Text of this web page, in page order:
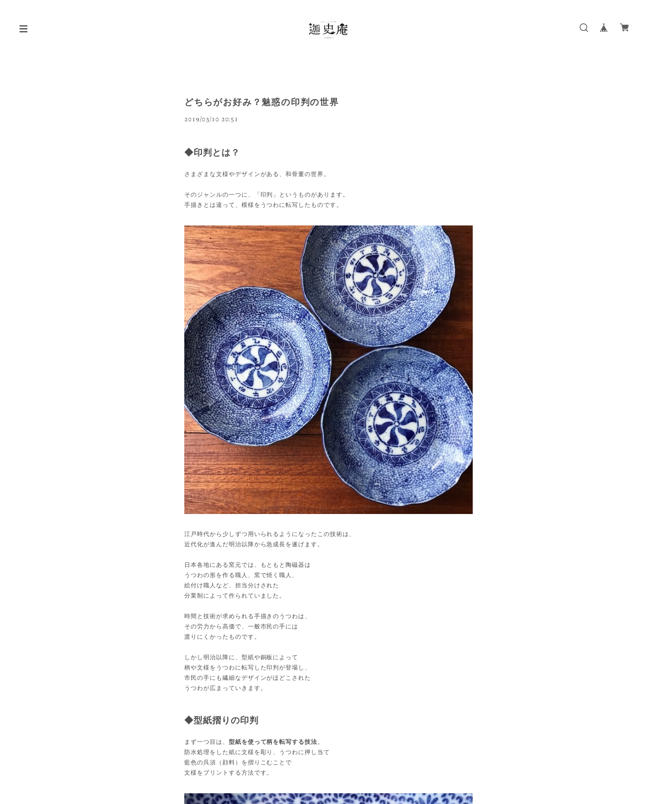
どちらがお好み？魅惑の印判の世界
2019/03/10 20:51
◆印判とは？
さまざまな文様やデザインがある、和骨董の世界。
そのジャンルの一つに、「印判」というものがあります。
手描きとは違って、模様をうつわに転写したものです。
江戸時代から少しずつ用いられるようになったこの技術は、
近代化が進んだ明治以降から急成長を遂げます。
日本各地にある窯元では、もともと陶磁器は
うつわの形を作る職人、窯で焼く職人、
絵付け職人など、担当分けされた
分業制によって作られていました。
時間と技術が求められる手描きのうつわは、
その労力から高価で、一般市民の手には
渡りにくかったものです。
しかし明治以降に、型紙や銅板によって
柄や文様をうつわに転写した印判が登場し、
市民の手にも繊細なデザインがほどこされた
うつわが広まっていきます。
◆型紙摺りの印判
まず一つ目は、 型紙を使って柄を転写する技法 。
防水処理をした紙に文様を彫り、うつわに押し当て
藍色の呉須（顔料）を摺りこむことで
文様をプリントする方法です。